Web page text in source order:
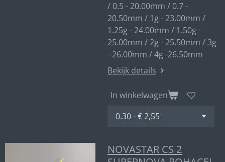
/ 0.5 - 20.00mm / 0.7 -
20.50mm / 1g - 23.00mm /
1.25g - 24.00mm / 1.50g -
25.00mm / 2g - 25.50mm / 3g
- 26.00mm / 4g -26.50mm
Bekijk details
In winkelwagen
NOVASTAR CS 2